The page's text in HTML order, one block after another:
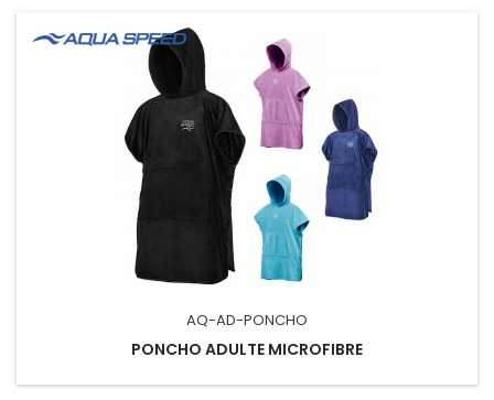
AQ-AD-PONCHO
PONCHO ADULTE MICROFIBRE